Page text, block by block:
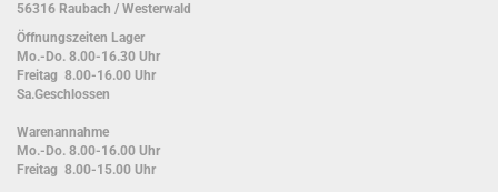
56316 Raubach / Westerwald
Öffnungszeiten Lager
Mo.-Do. 8.00-16.30 Uhr
Freitag 8.00-16.00 Uhr
Sa.Geschlossen
Warenannahme
Mo.-Do. 8.00-16.00 Uhr
Freitag 8.00-15.00 Uhr